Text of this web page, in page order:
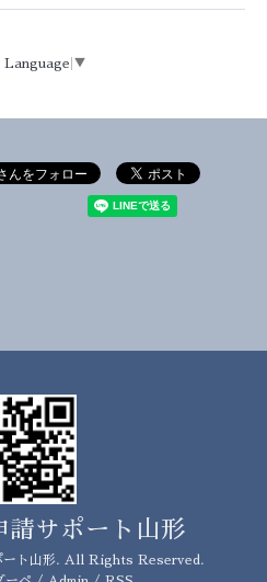
Language ▼
請サポート山形
ート山形. All Rights Reserved.